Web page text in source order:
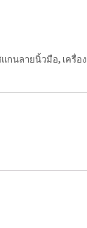
แกนลายนิ้วมือ, เครื่อง